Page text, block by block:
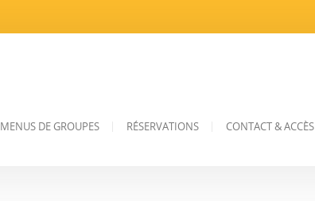
MENUS DE GROUPES RÉSERVATIONS CONTACT & ACCÈS